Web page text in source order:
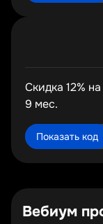
Скидка 12%
9 мес.
Показать код
Вебиум